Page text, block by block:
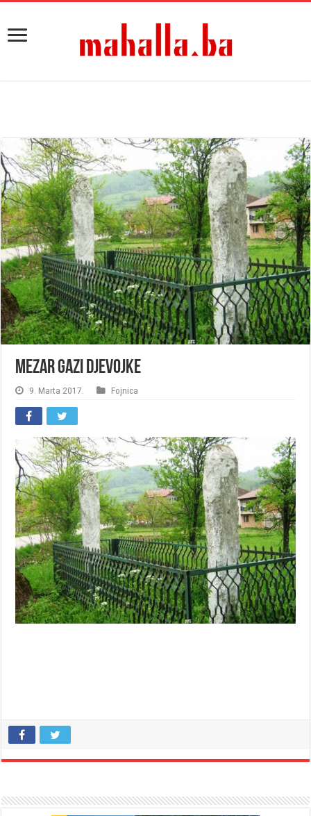
Mezar Gazi djevojke
9. Marta 2017. Fojnica